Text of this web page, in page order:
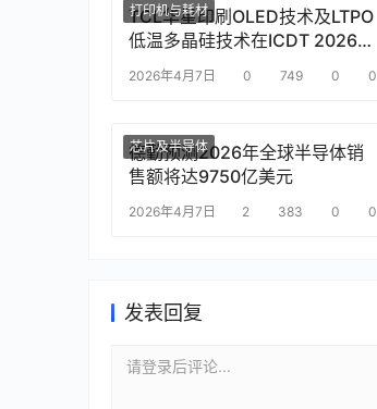
打印机与耗材
TCL华星印刷OLED技术及LTPO
低温多晶硅技术在ICDT 2026展
会上亮相
2026年4月7日 0 749 0 0
芯片及半导体
德勤预测2026年全球半导体销
售额将达9750亿美元
2026年4月7日 2 383 0 0
发表回复
请登录后评论...